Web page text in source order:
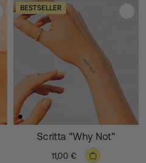
BESTSELLER
Scritta "Why Not"
11,00 €